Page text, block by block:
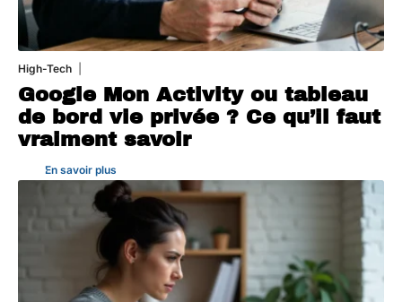
High-Tech
Google Mon Activity ou tableau
de bord vie privée ? Ce qu’il faut
vraiment savoir
En savoir plus